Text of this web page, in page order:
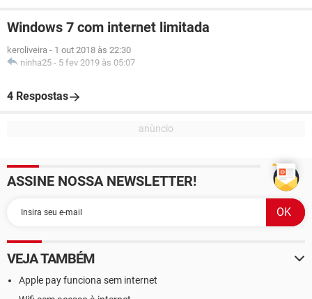
Windows 7 com internet limitada
keroliveira - 1 out 2018 às 22:30
ninha25 - 5 fev 2019 às 05:07
4 Respostas
ASSINE NOSSA NEWSLETTER!
VEJA TAMBÉM
Apple pay funciona sem internet